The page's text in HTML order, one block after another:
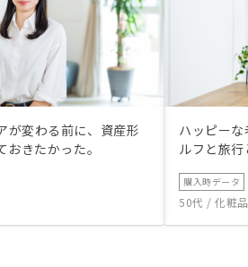
が変わる前に、資産形
きたかった。
ハッピー
ルフと旅
購入時データ
50代 / 化粧